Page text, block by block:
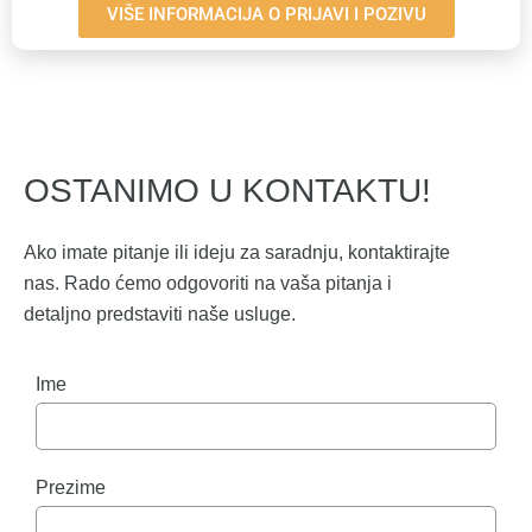
VIŠE INFORMACIJA O PRIJAVI I POZIVU
OSTANIMO U KONTAKTU!
Ako imate pitanje ili ideju za saradnju, kontaktirajte
nas. Rado ćemo odgovoriti na vaša pitanja i
detaljno predstaviti naše usluge.
Ime
Prezime